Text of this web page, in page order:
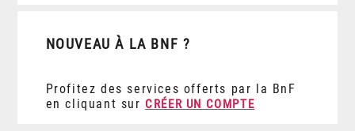
NOUVEAU À LA BNF ?
Profitez des services offerts par la BnF
en cliquant sur CRÉER UN COMPTE